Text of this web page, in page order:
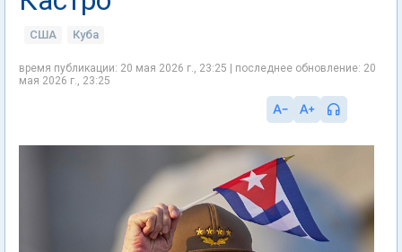
США Куба
время публикации: 20 мая 2026 г., 23:25 | последнее обновление: 20
мая 2026 г., 23:25